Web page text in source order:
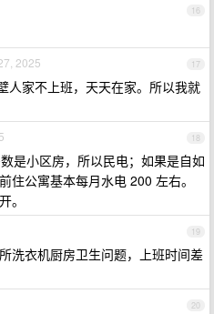
16
17
2025
人家不上班，天天在家。所以我就
18
是小区房，所以民电；如果是自如
住公寓基本每月水电 200 左右。
。
19
洗衣机厨房卫生问题，上班时间差
20